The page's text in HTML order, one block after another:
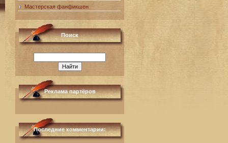
Мастерская фанфикшен
Поиск
Реклама партёров
Последние комментарии: